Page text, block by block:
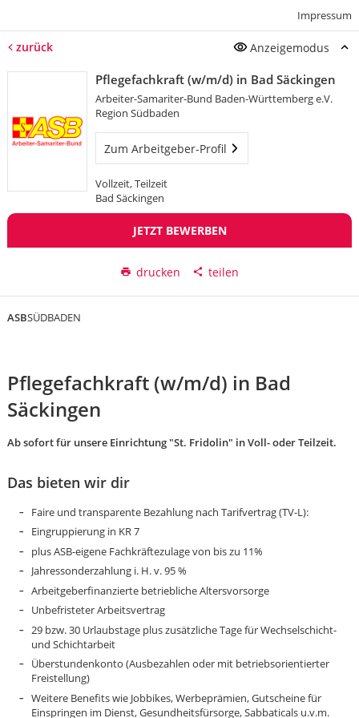
Impressum
zurück Anzeigemodus
Pflegefachkraft (w/m/d) in Bad Säckingen
Arbeiter-Samariter-Bund Baden-Württemberg e.V.
Region Südbaden
Zum Arbeitgeber-Profil
Vollzeit, Teilzeit
Bad Säckingen
JETZT BEWERBEN
drucken teilen
ASBSÜDBADEN
Pflegefachkraft (w/m/d) in Bad
Säckingen
Ab sofort für unsere Einrichtung "St. Fridolin" in Voll- oder Teilzeit.
Das bieten wir dir
Faire und transparente Bezahlung nach Tarifvertrag (TV-L):
Eingruppierung in KR 7
plus ASB-eigene Fachkräftezulage von bis zu 11%
Jahressonderzahlung i. H. v. 95 %
Arbeitgeberfinanzierte betriebliche Altersvorsorge
Unbefristeter Arbeitsvertrag
29 bzw. 30 Urlaubstage plus zusätzliche Tage für Wechselschicht-
und Schichtarbeit
Überstundenkonto (Ausbezahlen oder mit betriebsorientierter
Freistellung)
Weitere Benefits wie Jobbikes, Werbeprämien, Gutscheine für
Einspringen im Dienst, Gesundheitsfürsorge, Sabbaticals u.v.m.
Karte anzeigen